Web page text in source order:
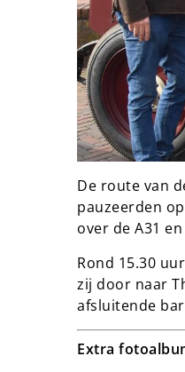
De route van
pauzeerden
over de A31
Rond 15.30
zij door naar
afsluitende
Extra